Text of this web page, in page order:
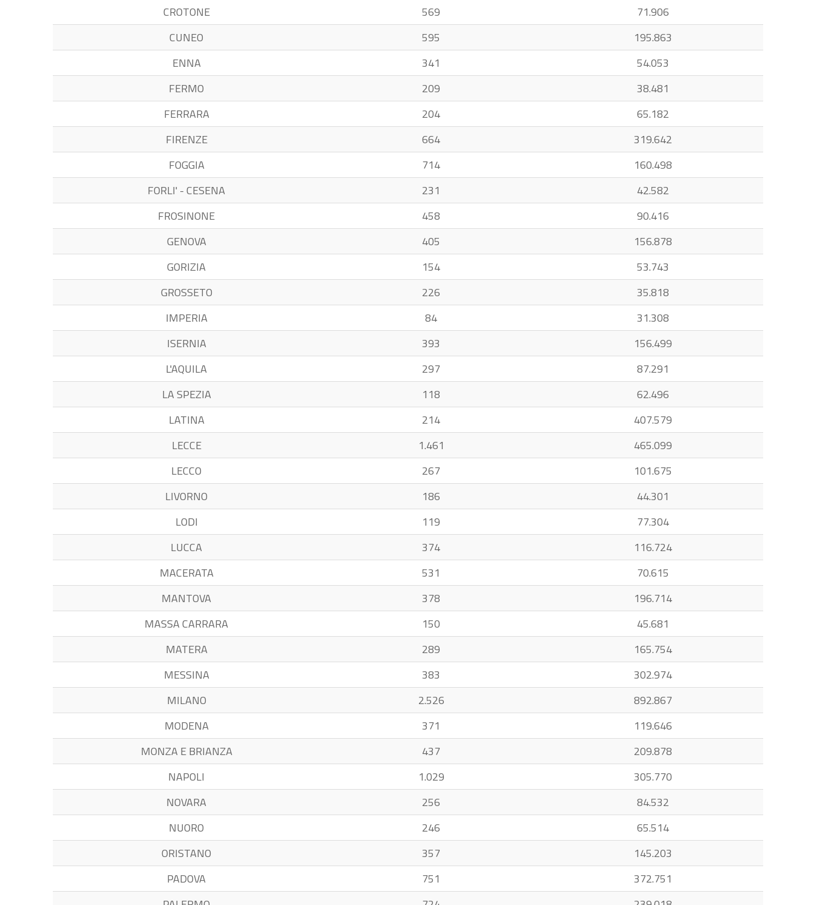
CROTONE
569
71.906
CUNEO
595
195.863
ENNA
341
54.053
FERMO
209
38.481
FERRARA
204
65.182
FIRENZE
664
319.642
FOGGIA
714
160.498
FORLI' - CESENA
231
42.582
FROSINONE
458
90.416
GENOVA
405
156.878
GORIZIA
154
53.743
GROSSETO
226
35.818
IMPERIA
84
31.308
ISERNIA
393
156.499
L'AQUILA
297
87.291
LA SPEZIA
118
62.496
LATINA
214
407.579
LECCE
1.461
465.099
LECCO
267
101.675
LIVORNO
186
44.301
LODI
119
77.304
LUCCA
374
116.724
MACERATA
531
70.615
MANTOVA
378
196.714
MASSA CARRARA
150
45.681
MATERA
289
165.754
MESSINA
383
302.974
MILANO
2.526
892.867
MODENA
371
119.646
MONZA E BRIANZA
437
209.878
NAPOLI
1.029
305.770
NOVARA
256
84.532
NUORO
246
65.514
ORISTANO
357
145.203
PADOVA
751
372.751